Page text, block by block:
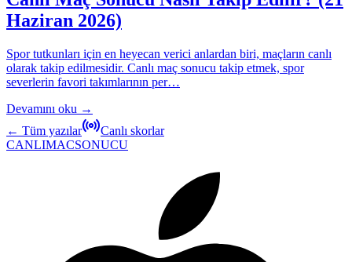
Haziran 2026)
Spor tutkunları için en heyecan verici anlardan biri, maçların canlı
olarak takip edilmesidir. Canlı maç sonucu takip etmek, spor
severlerin favori takımlarının per…
Devamını oku →
← Tüm yazılar
Canlı skorlar
CANLIMACSONUCU